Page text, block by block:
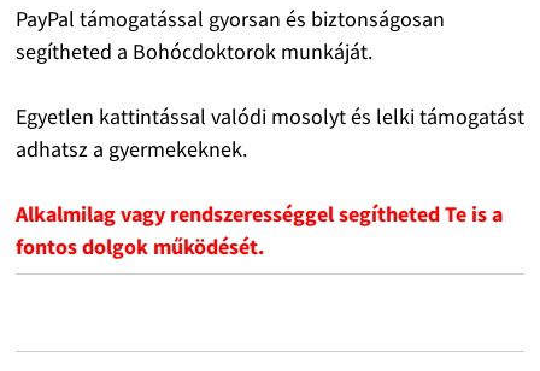
PayPal támogatással gyorsan és biztonságosan
segítheted a Bohócdoktorok munkáját.
Egyetlen kattintással valódi mosolyt és lelki támogatást
adhatsz a gyermekeknek.
Alkalmilag vagy rendszerességgel segítheted Te is a
fontos dolgok működését.